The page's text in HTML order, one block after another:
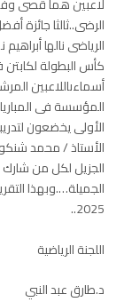
الرضى..ثالثا جائزة
الرياضى نالها
كأس البطولة لكابتن
أسماءىاللاعبين
الأولى يخضعون
الأستاذ / محمد
الجزيل لكل من شارك
الجميلة….وبهذا
2025..
اللجنة الرياضية
د.طارق عبد النبي